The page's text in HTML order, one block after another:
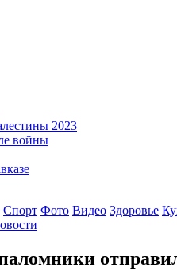
2023
войны
Спорт Фото Видео Здоровье